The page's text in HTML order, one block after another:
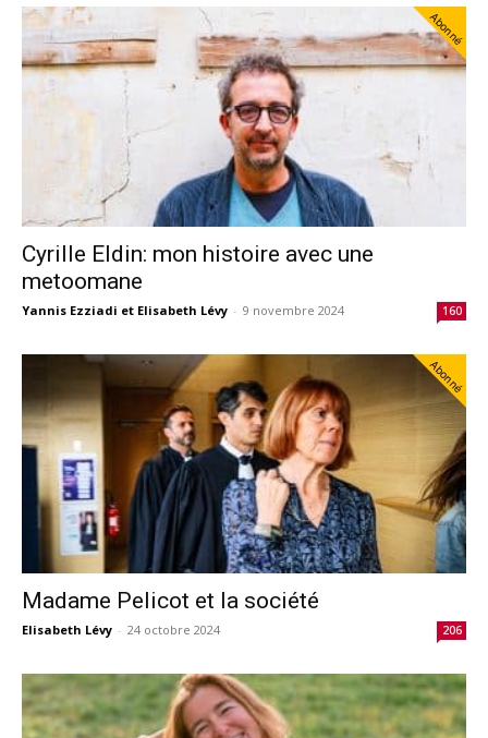
Abonné
Cyrille Eldin: mon histoire avec une
metoomane
Yannis Ezziadi et Elisabeth Lévy - 9 novembre 2024 160
Abonné
Madame Pelicot et la société
Elisabeth Lévy - 24 octobre 2024 206